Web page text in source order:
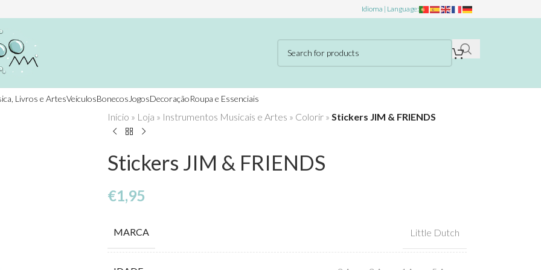
Idioma | Language:
Livros e ArtesVeículosBonecos JogosDecoraçãoRoupa e Essenciais
Início » Loja » Instrumentos Musicais e Artes » Colorir» Stickers JIM & FRIENDS
Stickers JIM & FRIENDS
€1,95
MARCA Little Dutch